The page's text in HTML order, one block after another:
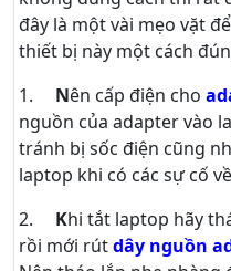
đây là một vài mẹo vặt
thiết bị này một cách
1. Nên cấp điện cho
nguồn của adapter vào
tránh bị sốc điện cũng
laptop khi có các sự cố
2. Khi tắt laptop hãy
rồi mới rútdây nguồn